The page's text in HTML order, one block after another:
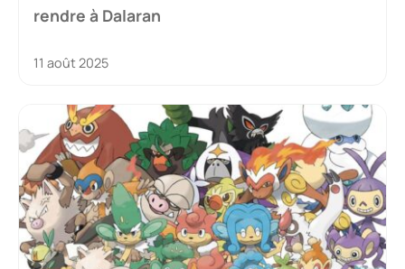
rendre à Dalaran
11 août 2025